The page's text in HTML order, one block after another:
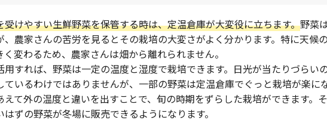
受けやすい生鮮野菜を保管する時は、定温倉庫が大変役に立ちます。野菜
、農家さんの苦労を見るとその栽培の大変さがよく分かります。特に天候
変わるため、農家さんは畑から離れられません。
用すれば、野菜は一定の温度と湿度で栽培できます。日光が当たりづらい
いるわけではありませんが、一部の野菜は定温倉庫でぐっと栽培が楽にな
えて外の温度と違いを出すことで、旬の時期をずらした栽培ができます。
ずの野菜が冬場に販売できるようになります。